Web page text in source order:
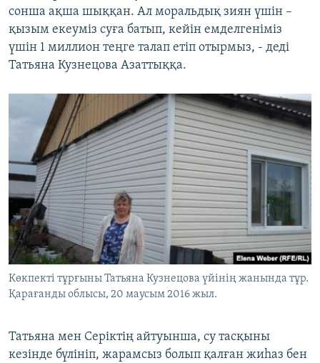
сонша ақша шыққан. Ал моральдық зиян үшін –
қызым екеуміз суға батып, кейін емделгеніміз
үшін 1 миллион теңге талап етіп отырмыз, - деді
Татьяна Кузнецова Азаттыққа.
Көкпекті тұрғыны Татьяна Кузнецова үйінің жанында тұр.
Қарағанды облысы, 20 маусым 2016 жыл.
Татьяна мен Серіктің айтуынша, су тасқыны
кезінде бүлініп, жарамсыз болып қалған жиһаз бен